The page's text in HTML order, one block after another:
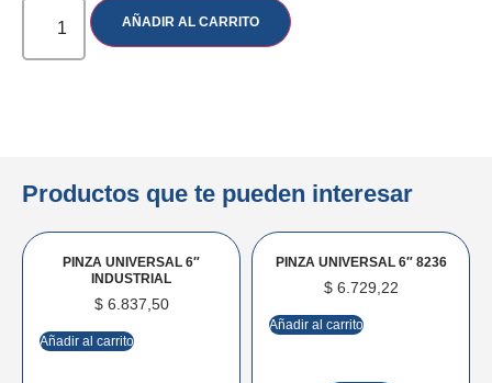
AÑADIR AL CARRITO
Productos que te pueden interesar
PINZA UNIVERSAL 6″
INDUSTRIAL
$6.837,50
Añadir al carrito
PINZA UNIVERSAL 6″ 8236
$6.729,22
Añadir al carrito